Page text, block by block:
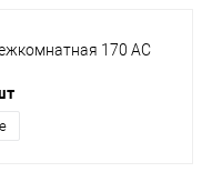
170 АС